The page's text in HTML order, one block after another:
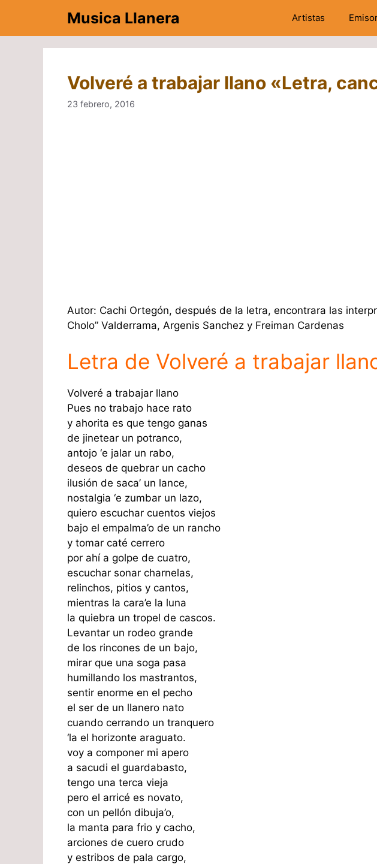
contenido
Musica Llanera Artistas
Volveré a trabajar llano «Letra,
23 febrero, 2016
Autor: Cachi Ortegón, después de la letra, encontrara las
Cholo” Valderrama, Argenis Sanchez y Freiman Cardenas
Letra de Volveré a trabajar
Volveré a trabajar llano
Pues no trabajo hace rato
y ahorita es que tengo ganas
de jinetear un potranco,
antojo ‘e jalar un rabo,
deseos de quebrar un cacho
ilusión de saca’ un lance,
nostalgia ‘e zumbar un lazo,
quiero escuchar cuentos viejos
bajo el empalma’o de un rancho
y tomar caté cerrero
por ahí a golpe de cuatro,
escuchar sonar charnelas,
relinchos, pitios y cantos,
mientras la cara’e la luna
la quiebra un tropel de cascos.
Levantar un rodeo grande
de los rincones de un bajo,
mirar que una soga pasa
humillando los mastrantos,
sentir enorme en el pecho
el ser de un llanero nato
cuando cerrando un tranquero
‘la el horizonte araguato.
voy a componer mi apero
a sacudi el guardabasto,
tengo una terca vieja
pero el arricé es novato,
con un pellón dibuja’o,
la manta para frio y cacho,
arciones de cuero crudo
y estribos de pala cargo,